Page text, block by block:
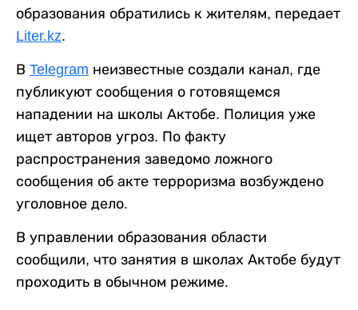
образования обратились к жителям, передает
Liter.kz.
В Telegram неизвестные создали канал, где
публикуют сообщения о готовящемся
нападении на школы Актобе. Полиция уже
ищет авторов угроз. По факту
распространения заведомо ложного
сообщения об акте терроризма возбуждено
уголовное дело.
В управлении образования области
сообщили, что занятия в школах Актобе будут
проходить в обычном режиме.